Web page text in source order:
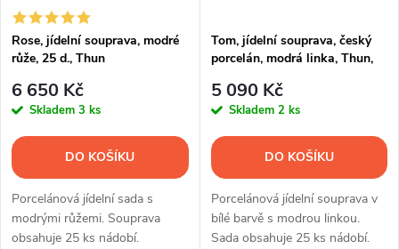
Rose, jídelní souprava, modré
růže, 25 d., Thun
6 650 Kč
Skladem 3 ks
DO KOŠÍKU
Porcelánová jídelní sada s
modrými růžemi. Souprava
obsahuje 25 ks nádobí.
Tom, jídelní souprava, český
porcelán, modrá linka, Thun,
5 090 Kč
Skladem 2 ks
DO KOŠÍKU
Porcelánová jídelní souprava v
bílé barvě s modrou linkou.
Sada obsahuje 25 ks nádobí.